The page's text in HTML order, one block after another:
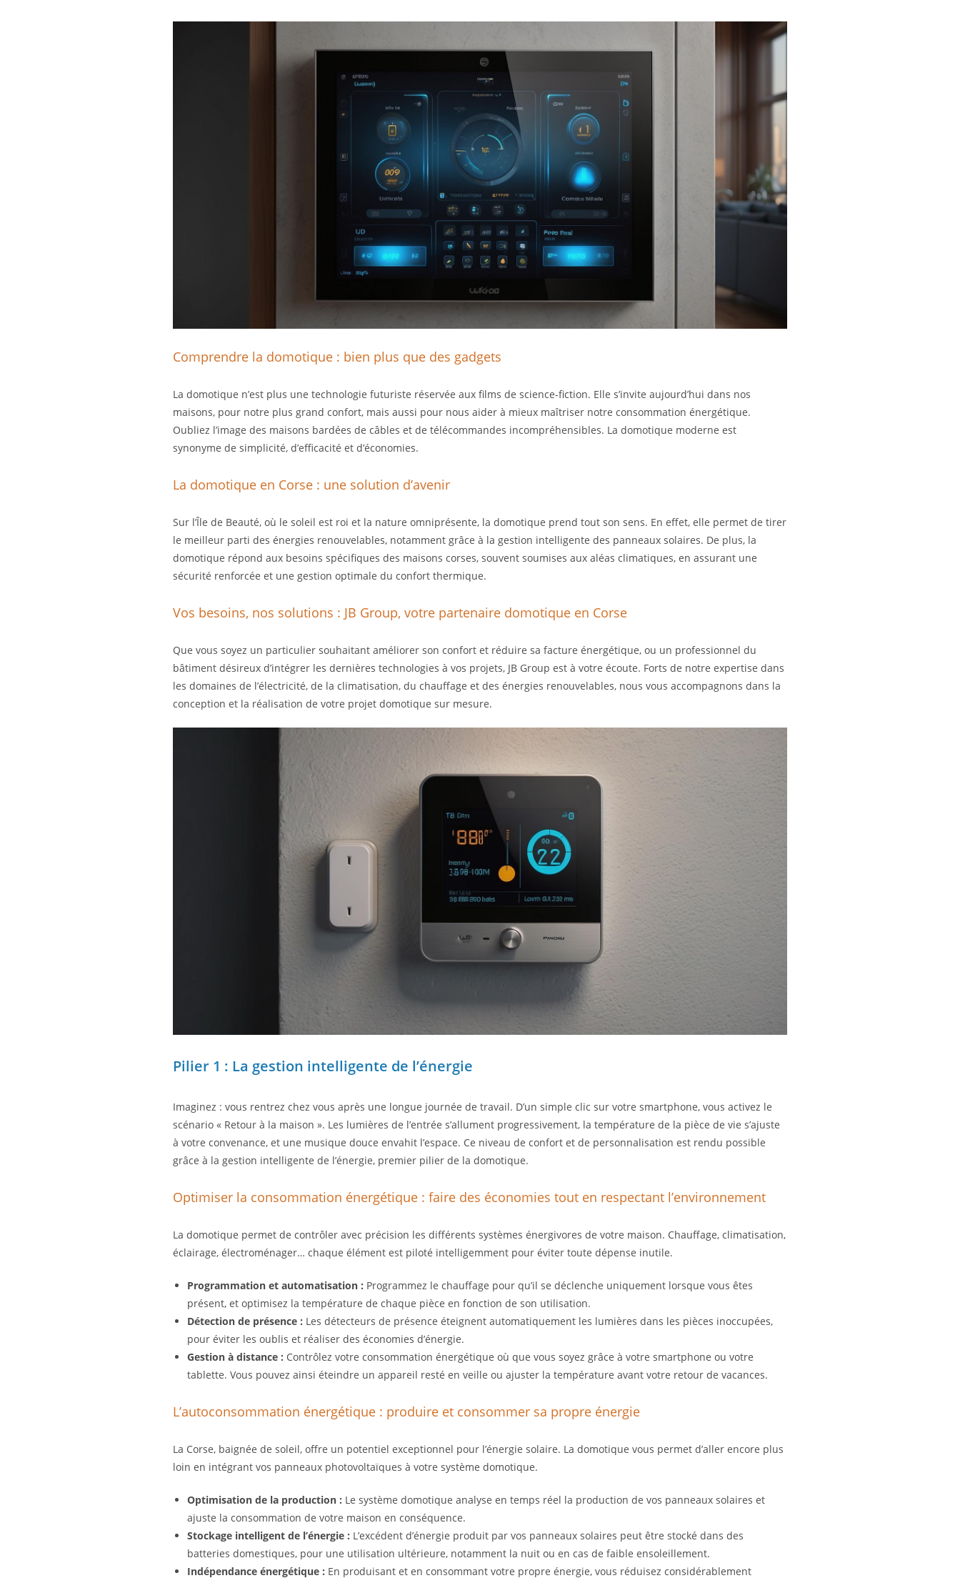
Comprendre la domotique : bien plus que des gadgets
La domotique n’est plus une technologie futuriste réservée aux films de science-fiction. Elle s’invite aujourd’hui dans nos
maisons, pour notre plus grand confort, mais aussi pour nous aider à mieux maîtriser notre consommation énergétique.
Oubliez l’image des maisons bardées de câbles et de télécommandes incompréhensibles. La domotique moderne est
synonyme de simplicité, d’efficacité et d’économies.
La domotique en Corse : une solution d’avenir
Sur l’Île de Beauté, où le soleil est roi et la nature omniprésente, la domotique prend tout son sens. En effet, elle permet de tirer
le meilleur parti des énergies renouvelables, notamment grâce à la gestion intelligente des panneaux solaires. De plus, la
domotique répond aux besoins spécifiques des maisons corses, souvent soumises aux aléas climatiques, en assurant une
sécurité renforcée et une gestion optimale du confort thermique.
Vos besoins, nos solutions : JB Group, votre partenaire domotique en Corse
Que vous soyez un particulier souhaitant améliorer son confort et réduire sa facture énergétique, ou un professionnel du
bâtiment désireux d’intégrer les dernières technologies à vos projets, JB Group est à votre écoute. Forts de notre expertise dans
les domaines de l’électricité, de la climatisation, du chauffage et des énergies renouvelables, nous vous accompagnons dans la
conception et la réalisation de votre projet domotique sur mesure.
Pilier 1 : La gestion intelligente de l’énergie
Imaginez : vous rentrez chez vous après une longue journée de travail. D’un simple clic sur votre smartphone, vous activez le
scénario « Retour à la maison ». Les lumières de l’entrée s’allument progressivement, la température de la pièce de vie s’ajuste
à votre convenance, et une musique douce envahit l’espace. Ce niveau de confort et de personnalisation est rendu possible
grâce à la gestion intelligente de l’énergie, premier pilier de la domotique.
Optimiser la consommation énergétique : faire des économies tout en respectant l’environnement
La domotique permet de contrôler avec précision les différents systèmes énergivores de votre maison. Chauffage, climatisation,
éclairage, électroménager… chaque élément est piloté intelligemment pour éviter toute dépense inutile.
Programmation et automatisation : Programmez le chauffage pour qu’il se déclenche uniquement lorsque vous êtes
présent, et optimisez la température de chaque pièce en fonction de son utilisation.
Détection de présence : Les détecteurs de présence éteignent automatiquement les lumières dans les pièces inoccupées,
pour éviter les oublis et réaliser des économies d’énergie.
Gestion à distance : Contrôlez votre consommation énergétique où que vous soyez grâce à votre smartphone ou votre
tablette. Vous pouvez ainsi éteindre un appareil resté en veille ou ajuster la température avant votre retour de vacances.
L’autoconsommation énergétique : produire et consommer sa propre énergie
La Corse, baignée de soleil, offre un potentiel exceptionnel pour l’énergie solaire. La domotique vous permet d’aller encore plus
loin en intégrant vos panneaux photovoltaïques à votre système domotique.
Optimisation de la production : Le système domotique analyse en temps réel la production de vos panneaux solaires et
ajuste la consommation de votre maison en conséquence.
Stockage intelligent de l’énergie : L’excédent d’énergie produit par vos panneaux solaires peut être stocké dans des
batteries domestiques, pour une utilisation ultérieure, notamment la nuit ou en cas de faible ensoleillement.
Indépendance énergétique : En produisant et en consommant votre propre énergie, vous réduisez considérablement